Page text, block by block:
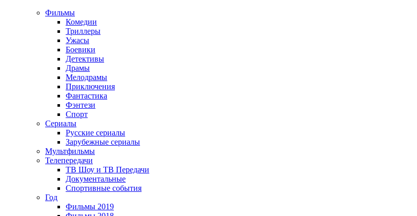
Фильмы
Комедии
Триллеры
Ужасы
Боевики
Детективы
Драмы
Мелодрамы
Приключения
Фантастика
Фэнтези
Спорт
Сериалы
Русские сериалы
Зарубежные сериалы
Мультфильмы
Телепередачи
ТВ Шоу и ТВ Передачи
Документальные
Спортивные события
Год
Фильмы 2019